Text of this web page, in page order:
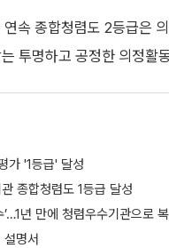
속 종합청렴도 2등급은
투명하고 공정한 의정활
가 '1등급' 달성
종합청렴도 1등급 달성
년 만에 청렴우수기관으로
설명서